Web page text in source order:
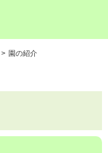
> 園の紹介